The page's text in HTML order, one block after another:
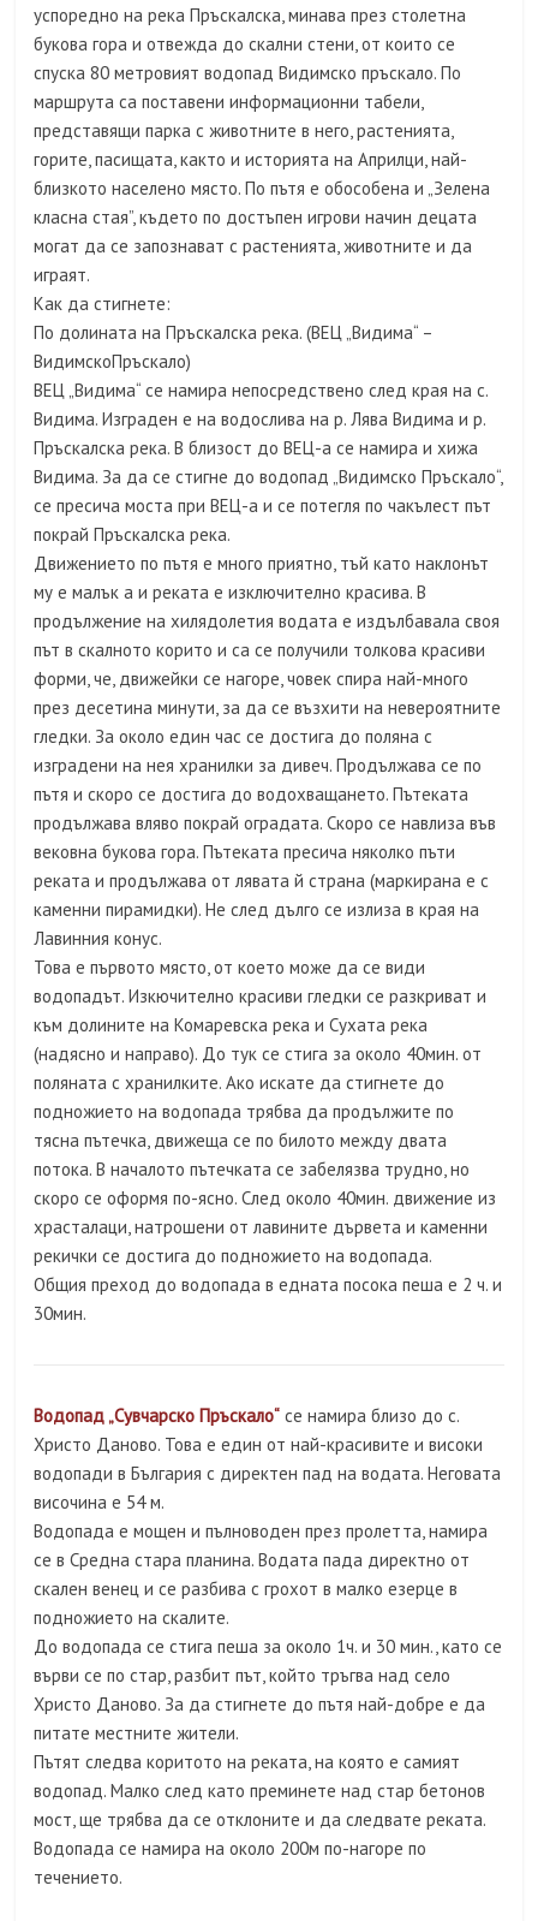
успоредно на река Пръскалска, минава през столетна
букова гора и отвежда до скални стени, от които се
спуска 80 метровият водопад Видимско пръскало. По
маршрута са поставени информационни табели,
представящи парка с животните в него, растенията,
горите, пасищата, както и историята на Априлци, най-
близкото населено място. По пътя е обособена и „Зелена
класна стая”, където по достъпен игрови начин децата
могат да се запознават с растенията, животните и да
играят.
Как да стигнете:
По долината на Пръскалска река. (ВЕЦ „Видима“ –
ВидимскоПръскало)
ВЕЦ „Видима“ се намира непосредствено след края на с.
Видима. Изграден е на водослива на р. Лява Видима и р.
Пръскалска река. В близост до ВЕЦ-а се намира и хижа
Видима. За да се стигне до водопад „Видимско Пръскало“,
се пресича моста при ВЕЦ-а и се потегля по чакълест път
покрай Пръскалска река.
Движението по пътя е много приятно, тъй като наклонът
му е малък а и реката е изключително красива. В
продължение на хилядолетия водата е издълбавала своя
път в скалното корито и са се получили толкова красиви
форми, че, движейки се нагоре, човек спира най-много
през десетина минути, за да се възхити на невероятните
гледки. За около един час се достига до поляна с
изградени на нея хранилки за дивеч. Продължава се по
пътя и скоро се достига до водохващането. Пътеката
продължава вляво покрай оградата. Скоро се навлиза във
вековна букова гора. Пътеката пресича няколко пъти
реката и продължава от лявата й страна (маркирана е с
каменни пирамидки). Не след дълго се излиза в края на
Лавинния конус.
Това е първото място, от което може да се види
водопадът. Изкючително красиви гледки се разкриват и
към долините на Комаревска река и Сухата река
(надясно и направо). До тук се стига за около 40мин. от
поляната с хранилките. Ако искате да стигнете до
подножието на водопада трябва да продължите по
тясна пътечка, движеща се по билото между двата
потока. В началото пътечката се забелязва трудно, но
скоро се оформя по-ясно. След около 40мин. движение из
храсталаци, натрошени от лавините дървета и каменни
рекички се достига до подножието на водопада.
Общия преход до водопада в едната посока пеша е 2 ч. и
30мин.
Водопад „Сувчарско Пръскало“ се намира близо до с.
Христо Даново. Това е един от най-красивите и високи
водопади в България с директен пад на водата. Неговата
височина е 54 м.
Водопада е мощен и пълноводен през пролетта, намира
се в Средна стара планина. Водата пада директно от
скален венец и се разбива с грохот в малко езерце в
подножието на скалите.
До водопада се стига пеша за около 1ч. и 30 мин., като се
върви се по стар, разбит път, който тръгва над село
Христо Даново. За да стигнете до пътя най-добре е да
питате местните жители.
Пътят следва коритото на реката, на която е самият
водопад. Малко след като преминете над стар бетонов
мост, ще трябва да се отклоните и да следвате реката.
Водопада се намира на около 200м по-нагоре по
течението.